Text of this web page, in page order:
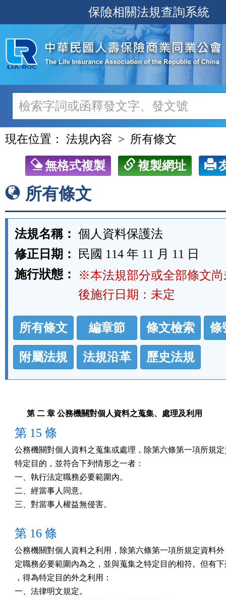
至
主
內
容
保險相關法規查詢系統
現在位置： 法規內容 所有條文
無格式複製 複製網址
所有條文
法規名稱： 個人資料保護法
修正日期：
民國 114 年 11 月 11 日
施行狀態：
※本法規部分或全部條文尚
後施行日期：未定
法
規
功
能
按
所有條文 編章節 條文檢索 條
附屬法規 法規沿革 歷史法規
第 二 章 公務機關對個人資料之蒐集、處理及利用
第 15 條
公務機關對個人資料之蒐集或處理，除第六條第一項所規
特定目的，並符合下列情形之一者：
一、執行法定職務必要範圍內。
二、經當事人同意。
三、對當事人權益無侵害。
第 16 條
公務機關對個人資料之利用，除第六條第一項所規定資料
定職務必要範圍內為之，並與蒐集之特定目的相符。但有
，得為特定目的外之利用：
一、法律明文規定。